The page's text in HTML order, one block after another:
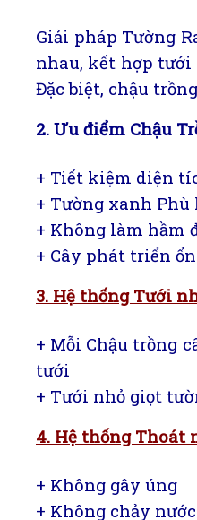
Giải pháp Tường
nhau, kết hợp tưới
Đặc biệt, chậu
2. Ưu điểm Chậu
+ Tiết kiệm diện
+ Tường xanh
+ Không làm hầm
+ Cây phát triển
3. Hệ thống Tưới
+ Mỗi Chậu trồng
tưới
+ Tưới nhỏ giọt
4. Hệ thống Thoát
+ Không gây úng
+ Không chảy